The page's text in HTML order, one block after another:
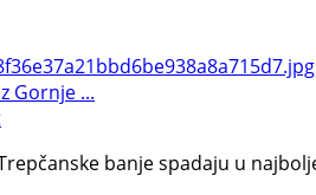
Gornje ...
banje spadaju u